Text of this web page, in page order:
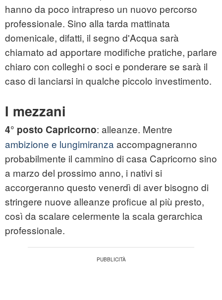
hanno da poco intrapreso un nuovo percorso
professionale. Sino alla tarda mattinata
domenicale, difatti, il segno d'Acqua sarà
chiamato ad apportare modifiche pratiche, parlare
chiaro con colleghi o soci e ponderare se sarà il
caso di lanciarsi in qualche piccolo investimento.
I mezzani
4° posto Capricorno: alleanze. Mentre
ambizione e lungimiranza accompagneranno
probabilmente il cammino di casa Capricorno sino
a marzo del prossimo anno, i nativi si
accorgeranno questo venerdì di aver bisogno di
stringere nuove alleanze proficue al più presto,
così da scalare celermente la scala gerarchica
professionale.